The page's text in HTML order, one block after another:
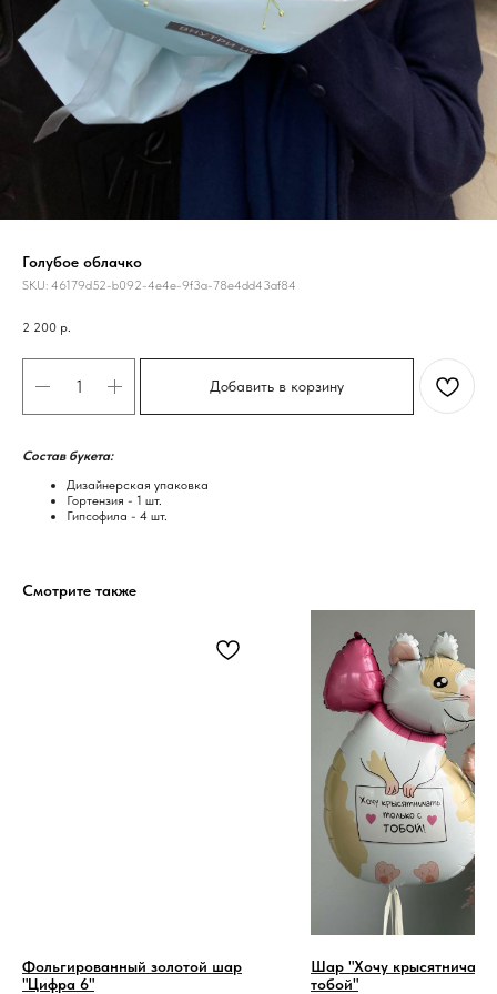
Голубое облачко
SKU: 46179d52-b092-4e4e-9f3a-78e4dd43af84
2 200 р.
Добавить в корзину
Состав букета:
Дизайнерская упаковка
Гортензия - 1 шт.
Гипсофила - 4 шт.
Смотрите также
Фольгированный золотой шар
"Цифра 6"
Шар "Хочу крысятничать
тобой"